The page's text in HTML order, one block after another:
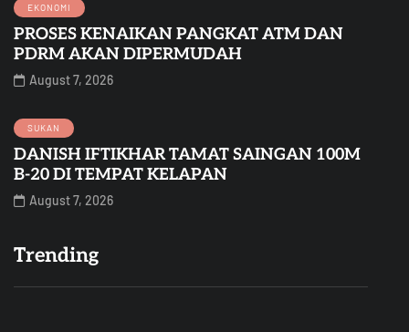
EKONOMI
PROSES KENAIKAN PANGKAT ATM DAN
PDRM AKAN DIPERMUDAH
August 7, 2026
SUKAN
DANISH IFTIKHAR TAMAT SAINGAN 100M
B-20 DI TEMPAT KELAPAN
August 7, 2026
Trending